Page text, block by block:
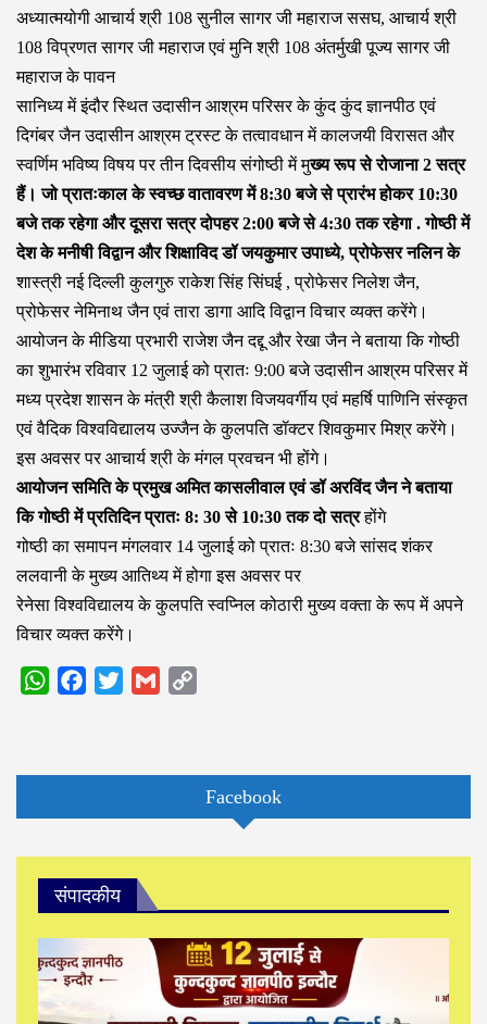
अध्यात्मयोगी आचार्य श्री 108 सुनील सागर जी महाराज ससघ, आचार्य श्री
108 विप्रणत सागर जी महाराज एवं मुनि श्री 108 अंतर्मुखी पूज्य सागर जी
महाराज के पावन
सानिध्य में इंदौर स्थित उदासीन आश्रम परिसर के कुंद कुंद ज्ञानपीठ एवं
दिगंबर जैन उदासीन आश्रम ट्रस्ट के तत्वावधान में कालजयी विरासत और
स्वर्णिम भविष्य विषय पर तीन दिवसीय संगोष्ठी में मुख्य रूप से रोजाना 2 सत्र
हैं। जो प्रातःकाल के स्वच्छ वातावरण में 8:30 बजे से प्रारंभ होकर 10:30
बजे तक रहेगा और दूसरा सत्र दोपहर 2:00 बजे से 4:30 तक रहेगा . गोष्ठी में
देश के मनीषी विद्वान और शिक्षाविद डॉ जयकुमार उपाध्ये, प्रोफेसर नलिन के
शास्त्री नई दिल्ली कुलगुरु राकेश सिंह सिंघई , प्रोफेसर निलेश जैन,
प्रोफेसर नेमिनाथ जैन एवं तारा डागा आदि विद्वान विचार व्यक्त करेंगे।
आयोजन के मीडिया प्रभारी राजेश जैन दद्दू और रेखा जैन ने बताया कि गोष्ठी
का शुभारंभ रविवार 12 जुलाई को प्रातः 9:00 बजे उदासीन आश्रम परिसर में
मध्य प्रदेश शासन के मंत्री श्री कैलाश विजयवर्गीय एवं महर्षि पाणिनि संस्कृत
एवं वैदिक विश्वविद्यालय उज्जैन के कुलपति डॉक्टर शिवकुमार मिश्र करेंगे।
इस अवसर पर आचार्य श्री के मंगल प्रवचन भी होंगे।
आयोजन समिति के प्रमुख अमित कासलीवाल एवं डॉ अरविंद जैन ने बताया
कि गोष्ठी में प्रतिदिन प्रातः 8: 30 से 10:30 तक दो सत्रहोंगे
गोष्ठी का समापन मंगलवार 14 जुलाई को प्रातः 8:30 बजे सांसद शंकर
ललवानी के मुख्य आतिथ्य में होगा इस अवसर पर
रेनेसा विश्वविद्यालय के कुलपति स्वप्निल कोठारी मुख्य वक्ता के रूप में अपने
विचार व्यक्त करेंगे।
WhatsAppFacebook
Twitter Gmail
Facebook
संपादकीय